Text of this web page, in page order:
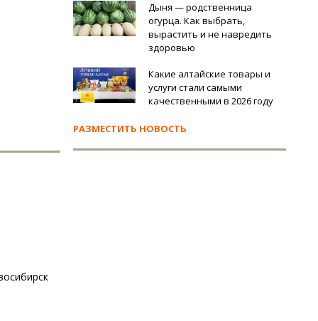
Дыня — родственница
огурца. Как выбрать,
вырастить и не навредить
здоровью
Какие алтайские товары и
услуги стали самыми
качественными в 2026 году
РАЗМЕСТИТЬ НОВОСТЬ